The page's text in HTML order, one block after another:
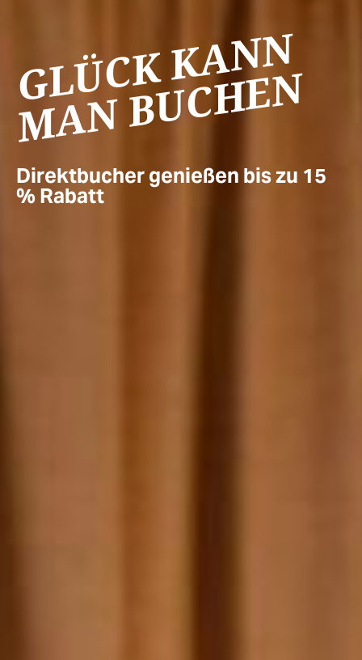
GLÜCK ­KANN
MAN BUCHEN
Direktbucher genießen bis zu 15
% Rabatt